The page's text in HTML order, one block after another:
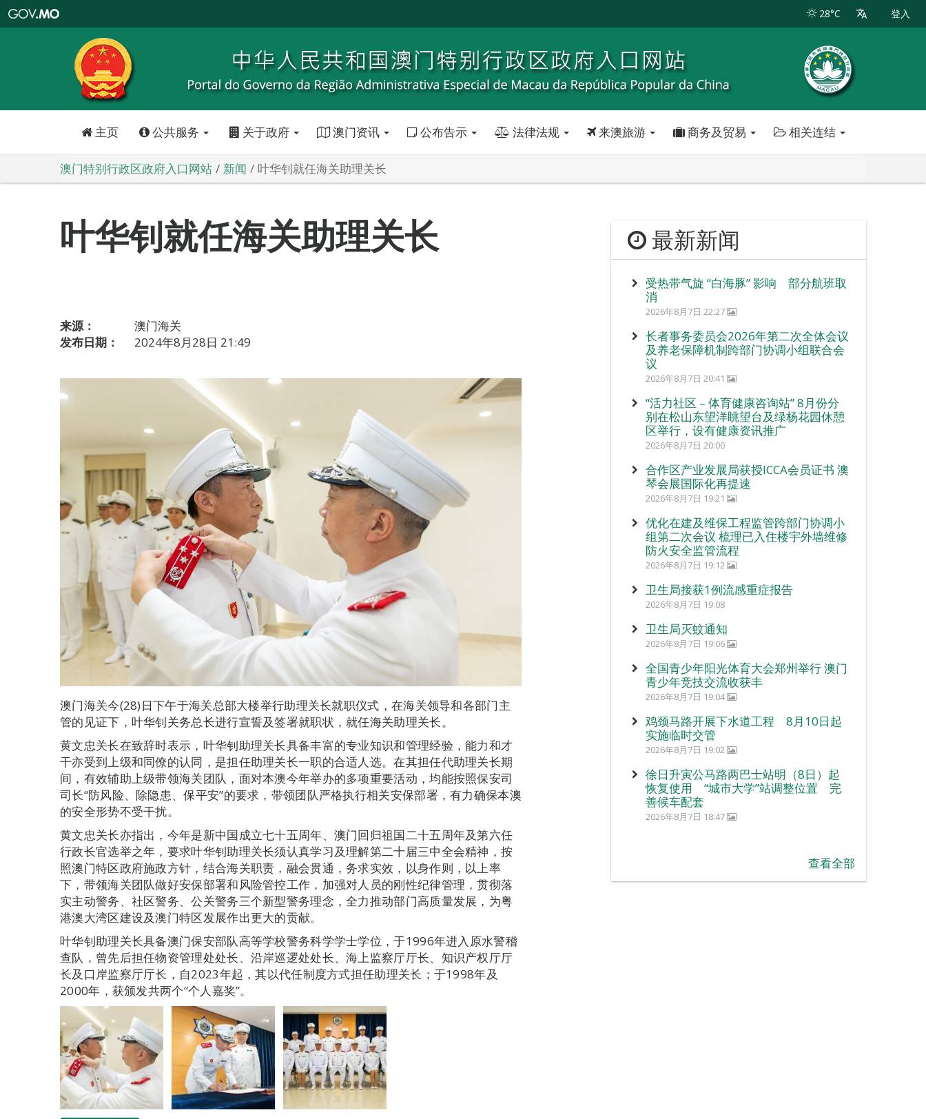
特
政
区
政
口
28°C 登入
主页 公共服务 关于政府 澳门资讯 公布告示 法律法规 来澳旅游 商务及贸易 相关连结
澳门特别行政区政府入口网站 新闻 叶华钊就任海关助理关长
叶华钊就任海关助理关长
来源：
澳门海关
发布日期：
2024年8月28日 21:49
澳门海关今(28)日下午于海关总部大楼举行助理关长就职仪式，在海关领导和各部门主
管的见证下，叶华钊关务总长进行宣誓及签署就职状，就任海关助理关长。
黄文忠关长在致辞时表示，叶华钊助理关长具备丰富的专业知识和管理经验，能力和才
干亦受到上级和同僚的认同，是担任助理关长一职的合适人选。在其担任代助理关长期
间，有效辅助上级带领海关团队，面对本澳今年举办的多项重要活动，均能按照保安司
司长“防风险、除隐患、保平安”的要求，带领团队严格执行相关安保部署，有力确保本澳
的安全形势不受干扰。
黄文忠关长亦指出，今年是新中国成立七十五周年、澳门回归祖国二十五周年及第六任
行政长官选举之年，要求叶华钊助理关长须认真学习及理解第二十届三中全会精神，按
照澳门特区政府施政方针，结合海关职责，融会贯通，务求实效，以身作则，以上率
下，带领海关团队做好安保部署和风险管控工作，加强对人员的刚性纪律管理，贯彻落
实主动警务、社区警务、公关警务三个新型警务理念，全力推动部门高质量发展，为粤
港澳大湾区建设及澳门特区发展作出更大的贡献。
叶华钊助理关长具备澳门保安部队高等学校警务科学学士学位，于1996年进入原水警稽
查队，曾先后担任物资管理处处长、沿岸巡逻处处长、海上监察厅厅长、知识产权厅厅
长及口岸监察厅厅长，自2023年起，其以代任制度方式担任助理关长；于1998年及
2000年，获颁发共两个“个人嘉奖”。
最新新闻
受热带气旋 “白海豚” 影响 部分航班取
消
2026年8月7日 22:27
长者事务委员会2026年第二次全体会议
及养老保障机制跨部门协调小组联合会
议
2026年8月7日 20:41
“活力社区 – 体育健康咨询站” 8月份分
别在松山东望洋眺望台及绿杨花园休憩
区举行，设有健康资讯推广
2026年8月7日 20:00
合作区产业发展局获授ICCA会员证书 澳
琴会展国际化再提速
2026年8月7日 19:21
优化在建及维保工程监管跨部门协调小
组第二次会议 梳理已入住楼宇外墙维修
防火安全监管流程
2026年8月7日 19:12
卫生局接获1例流感重症报告
2026年8月7日 19:08
卫生局灭蚊通知
2026年8月7日 19:06
全国青少年阳光体育大会郑州举行 澳门
青少年竞技交流收获丰
2026年8月7日 19:04
鸡颈马路开展下水道工程 8月10日起
实施临时交管
2026年8月7日 19:02
徐日升寅公马路两巴士站明（8日）起
恢复使用 “城市大学”站调整位置 完
善候车配套
2026年8月7日 18:47
查看全部